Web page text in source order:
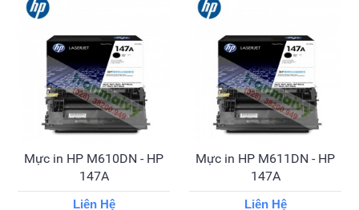
Mực in HP M610DN - HP
147A
Liên Hệ
Mực in HP M611DN - HP
147A
Liên Hệ